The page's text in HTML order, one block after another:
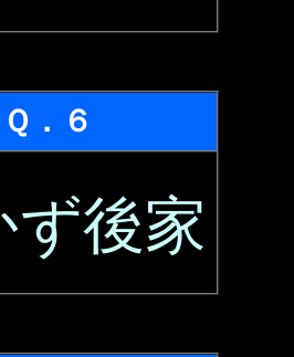
Ｑ．６
ず後家